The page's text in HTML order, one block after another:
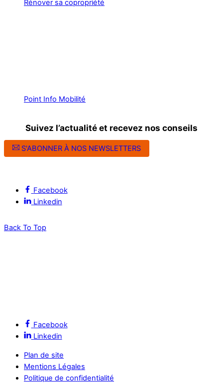
Rénover sa copropriété
Point Info Mobilité
Suivez l’actualité et recevez nos conseils
S'ABONNER À NOS NEWSLETTERS
Facebook
Linkedin
Back To Top
Facebook
Linkedin
Plan de site
Mentions Légales
Politique de confidentialité